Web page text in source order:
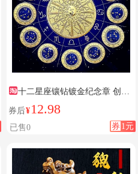
十二星座镶钻镀金纪念章 创意
礼物男女通用指尖把玩35mm金币
券后¥12.98
券 1元
已售0